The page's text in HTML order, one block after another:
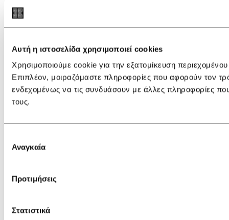
Αυτή η ιστοσελίδα χρησιμοποιεί cookies
Χρησιμοποιούμε cookie για την εξατομίκευση
Επιπλέον, μοιραζόμαστε πληροφορίες που αφορούν τον
ενδεχομένως να τις συνδυάσουν με άλλες πληροφορίες
τους.
συγκατάθεσης
Αναγκαία
Προτιμήσεις
Στατιστικά